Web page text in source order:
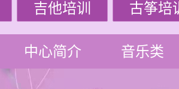
吉他培训 古筝培
中心简介 音乐类